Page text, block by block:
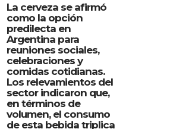
La cerveza se afirmó
como la opción
predilecta en
Argentina para
reuniones sociales,
celebraciones y
comidas cotidianas.
Los relevamientos del
sector indicaron que,
en términos de
volumen, el consumo
de esta bebida triplica